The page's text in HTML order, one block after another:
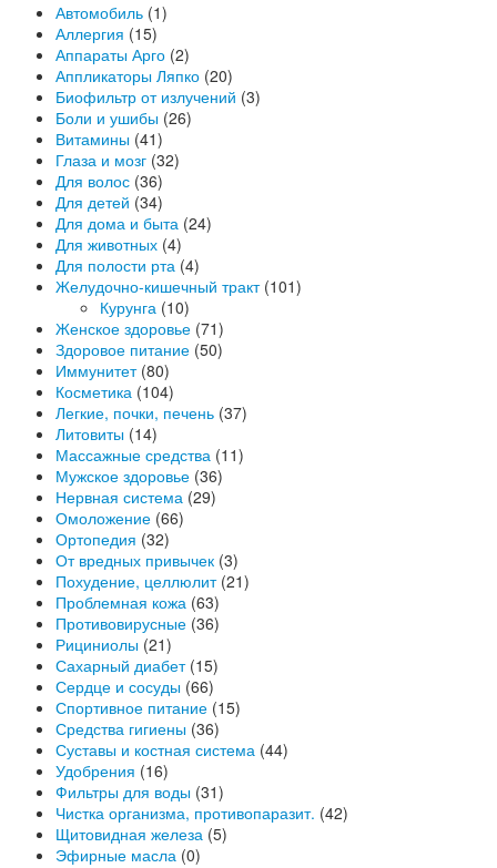
Автомобиль (1)
Аллергия (15)
Аппараты Арго (2)
Аппликаторы Ляпко (20)
Биофильтр от излучений (3)
Боли и ушибы (26)
Витамины (41)
Глаза и мозг (32)
Для волос (36)
Для детей (34)
Для дома и быта (24)
Для животных (4)
Для полости рта (4)
Желудочно-кишечный тракт (101)
Курунга (10)
Женское здоровье (71)
Здоровое питание (50)
Иммунитет (80)
Косметика (104)
Легкие, почки, печень (37)
Литовиты (14)
Массажные средства (11)
Мужское здоровье (36)
Нервная система (29)
Омоложение (66)
Ортопедия (32)
От вредных привычек (3)
Похудение, целлюлит (21)
Проблемная кожа (63)
Противовирусные (36)
Рициниолы (21)
Сахарный диабет (15)
Сердце и сосуды (66)
Спортивное питание (15)
Средства гигиены (36)
Суставы и костная система (44)
Удобрения (16)
Фильтры для воды (31)
Чистка организма, противопаразит. (42)
Щитовидная железа (5)
Эфирные масла (0)